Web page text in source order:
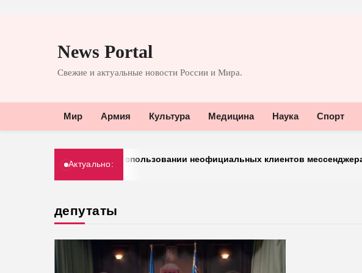
News Portal
Свежие и актуальные новости России и Мира.
Мир Армия Культура Медицина Наука Спорт
Актуально:
предупреждать об использовании неофициальных клиентов мессенджера
депутаты